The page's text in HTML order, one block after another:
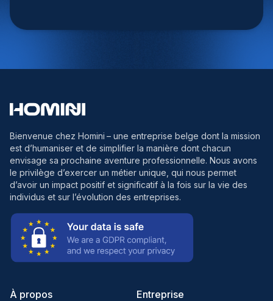
Bienvenue chez Homini – une entreprise belge dont la mission
est d’humaniser et de simplifier la manière dont chacun
envisage sa prochaine aventure professionnelle. Nous avons
le privilège d’exercer un métier unique, qui nous permet
d’avoir un impact positif et significatif à la fois sur la vie des
individus et sur l’évolution des entreprises.
À propos Entreprise